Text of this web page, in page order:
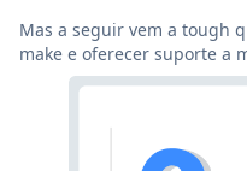
Mas a seguir vem a tough
make e oferecer suporte a